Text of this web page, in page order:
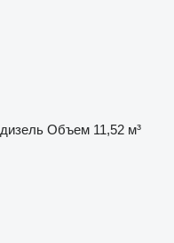
дизель Объем 11,52 м³